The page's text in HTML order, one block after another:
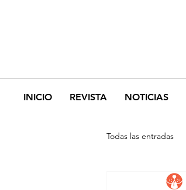
INICIO REVISTA NOTICIAS
Todas las entradas